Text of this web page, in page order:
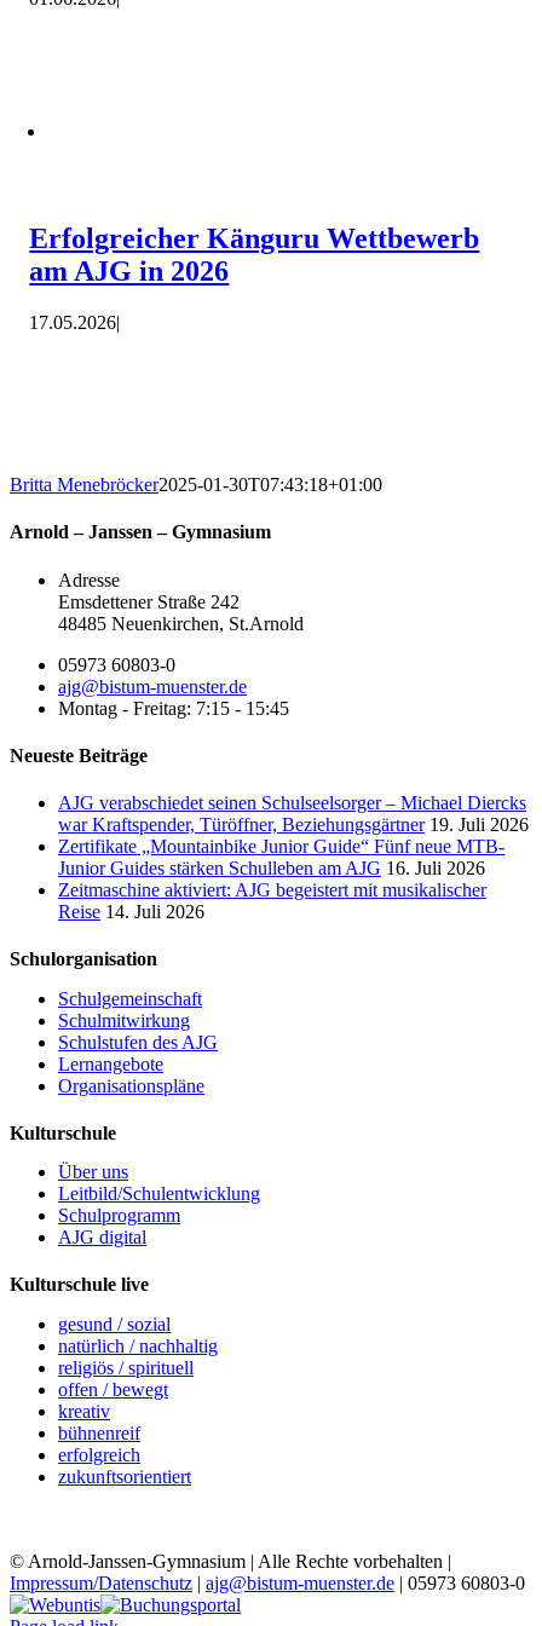
Erfolgreicher Känguru Wettbewerb
am AJG in 2026
17.05.2026|
Britta Menebröcker2025-01-30T07:43:18+01:00
Arnold – Janssen – Gymnasium
Adresse
Emsdettener Straße 242
48485 Neuenkirchen, St.Arnold
05973 60803-0
ajg@bistum-muenster.de
Montag - Freitag: 7:15 - 15:45
Neueste Beiträge
AJG verabschiedet seinen Schulseelsorger – Michael Diercks
war Kraftspender, Türöffner, Beziehungsgärtner 19. Juli 2026
Zertifikate „Mountainbike Junior Guide“ Fünf neue MTB-
Junior Guides stärken Schulleben am AJG 16. Juli 2026
Zeitmaschine aktiviert: AJG begeistert mit musikalischer
Reise 14. Juli 2026
Schulorganisation
Schulgemeinschaft
Schulmitwirkung
Schulstufen des AJG
Lernangebote
Organisationspläne
Kulturschule
Über uns
Leitbild/Schulentwicklung
Schulprogramm
AJG digital
Kulturschule live
gesund / sozial
natürlich / nachhaltig
religiös / spirituell
offen / bewegt
kreativ
bühnenreif
erfolgreich
zukunftsorientiert
© Arnold-Janssen-Gymnasium | Alle Rechte vorbehalten |
Impressum/Datenschutz | ajg@bistum-muenster.de | 05973 60803-0
YouTube
Facebook
Instagram
Benutzerdefiniert
Webuntis Buchungsportal